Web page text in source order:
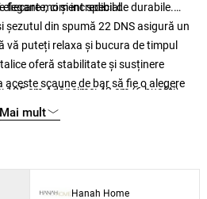
fiecare moment special.
ci și incredibil de durabile.
șezutul din spumă 22 DNS asigură un
puteți relaxa și bucura de timpul
oferă stabilitate și susținere
scaune de bar să fie o alegere
Lățime: 45 cm Înălțime: 105 cm Adâncime: 43 cm (6 bucăți)
/ spumă 22 DNS pentru șezut
Mai mult
Hanah Home